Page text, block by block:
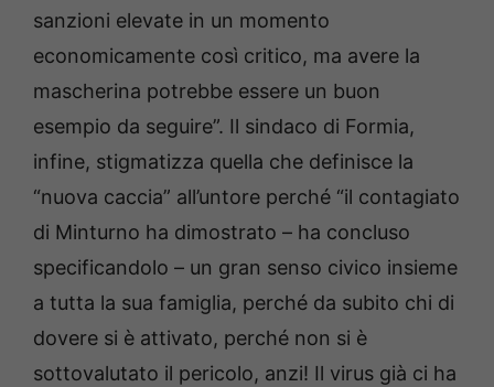
sanzioni elevate in un momento
economicamente così critico, ma avere la
mascherina potrebbe essere un buon
esempio da seguire”. Il sindaco di Formia,
infine, stigmatizza quella che definisce la
“nuova caccia” all’untore perché “il contagiato
di Minturno ha dimostrato – ha concluso
specificandolo – un gran senso civico insieme
a tutta la sua famiglia, perché da subito chi di
dovere si è attivato, perché non si è
sottovalutato il pericolo, anzi! Il virus già ci ha